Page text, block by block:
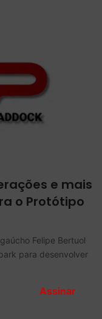
e mais
o Protótipo
Felipe Bertuol
para desenvolver
Assinar